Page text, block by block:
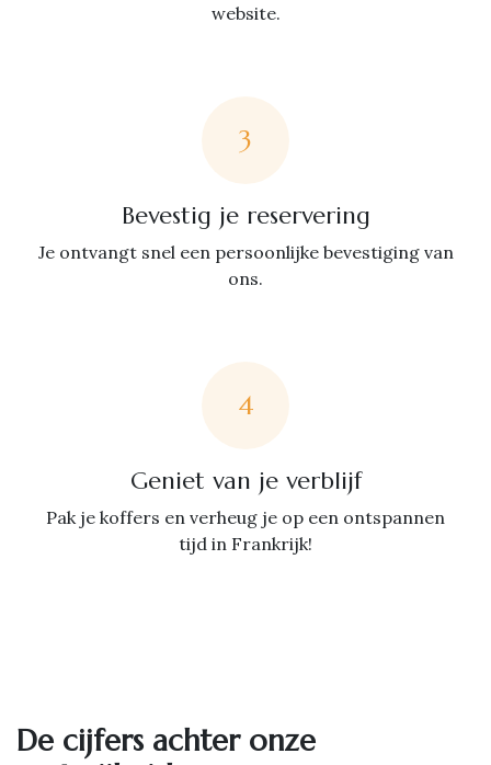
website.
3
Bevestig je reservering
Je ontvangt snel een persoonlijke bevestiging van
ons.
4
Geniet van je verblijf
Pak je koffers en verheug je op een ontspannen
tijd in Frankrijk!
De cijfers achter onze